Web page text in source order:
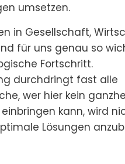
umsetzen.
in Gesellschaft,
für uns genau so
Fortschritt.
durchdringt fast alle
wer hier kein
kann, wird
Lösungen